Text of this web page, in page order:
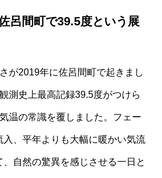
呂間町で39.5度という展
が2019年に佐呂間町で起きまし
測史上最高記録39.5度がつけら
温の常識を覆しました。フェー
入、平年よりも大幅に暖かい気流
自然の驚異を感じさせる一日と